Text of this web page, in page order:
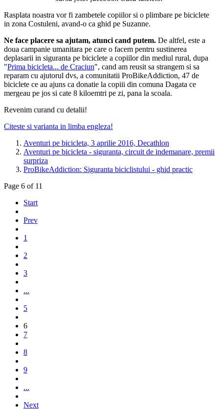
Rasplata noastra vor fi zambetele copiilor si o plimbare pe biciclete
in zona Costuleni, avand-o ca ghid pe Suzanne.
Ne face placere sa ajutam, atunci cand putem. De altfel, este a
doua campanie umanitara pe care o facem pentru sustinerea
deplasarii in siguranta pe biciclete a copiilor din mediul rural, dupa
"Prima bicicleta... de Craciun", cand am reusit sa strangem si sa
reparam cu ajutorul dvs, a comunitatii ProBikeAddiction, 47 de
biciclete ce au ajuns ca donatie la copiii din comuna Dagata ce
mergeau pe jos si cate 8 kiloemtri pe zi, pana la scoala.
Revenim curand cu detalii!
Citeste si varianta in limba engleza!
Aventuri pe bicicleta, 3 aprilie 2016, Decathlon
Aventuri pe bicicleta - siguranta, circuit de indemanare, premii
surpriza
ProBikeAddiction: Siguranta biciclistului - ghid practic
Page 6 of 11
Start
Prev
1
2
3
...
5
6
7
8
9
...
Next